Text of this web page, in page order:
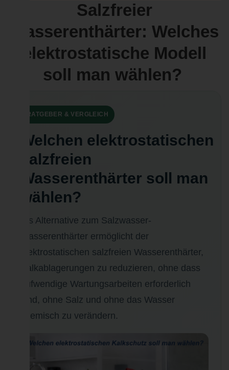
Salzfreier
Wasserenthärter: Welches
elektrostatische Modell
soll man wählen?
RATGEBER & VERGLEICH
Welchen elektrostatischen
salzfreien
Wasserenthärter soll man
wählen?
Als Alternative zum Salzwasser-
Wasserenthärter ermöglicht der
elektrostatischen salzfreien Wasserenthärter,
Kalkablagerungen zu reduzieren, ohne dass
aufwendige Wartungsarbeiten erforderlich
sind, ohne Salz und ohne das Wasser
chemisch zu verändern.